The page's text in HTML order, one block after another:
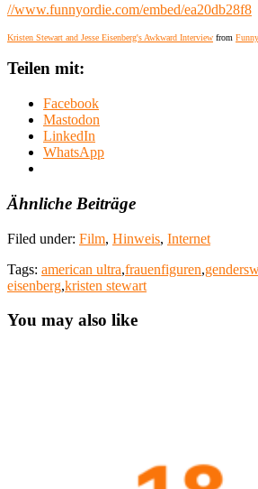
//www.funnyordie.com/embed/ea20db28f8
Kristen Stewart and Jesse Eisenberg's Awkward Interview from
Teilen mit:
Facebook
Mastodon
LinkedIn
WhatsApp
Ähnliche Beiträge
Filed under: Film, Hinweis, Internet
Tags: american ultra,frauenfiguren,
eisenberg,kristen stewart
You may also like